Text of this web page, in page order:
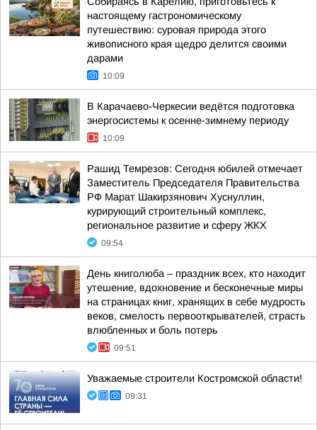
настоящему гастрономическому
путешествию: суровая природа этого
живописного края щедро делится своими
дарами
10:09
В Карачаево-Черкесии ведётся подготовка
энергосистемы к осенне-зимнему периоду
10:09
Рашид Темрезов: Сегодня юбилей отмечает
Заместитель Председателя Правительства
РФ Марат Шакирзянович Хуснуллин,
курирующий строительный комплекс,
региональное развитие и сферу ЖКХ
09:54
День книголюба – праздник всех, кто находит
утешение, вдохновение и бесконечные миры
на страницах книг, хранящих в себе мудрость
веков, смелость первооткрывателей, страсть
влюбленных и боль потерь
09:51
Уважаемые строители Костромской области!
09:31